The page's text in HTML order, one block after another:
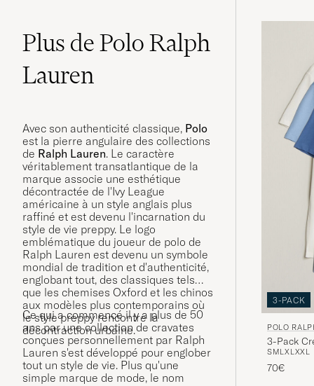
Plus de Polo Ralph
Lauren
Avec son authenticité classique, Polo
est la pierre angulaire des collections
de Ralph Lauren. Le caractère
véritablement transatlantique de la
marque associe une esthétique
décontractée de l'Ivy League
américaine à un style anglais plus
raffiné et est devenu l'incarnation du
style de vie preppy. Le logo
emblématique du joueur de polo de
Ralph Lauren est devenu un symbole
mondial de tradition et d'authenticité,
englobant tout, des classiques tels
que les chemises Oxford et les chinos
aux modèles plus contemporains où
le style preppy rencontre la
décontraction urbaine.
Ce qui a commencé il y a plus de 50
ans par une collection de cravates
conçues personnellement par Ralph
Lauren s'est développé pour englober
tout un style de vie. Plus qu'une
simple marque de mode, le nom
3-PACK
POLO
3-Pack
SMLXLXXL
70€